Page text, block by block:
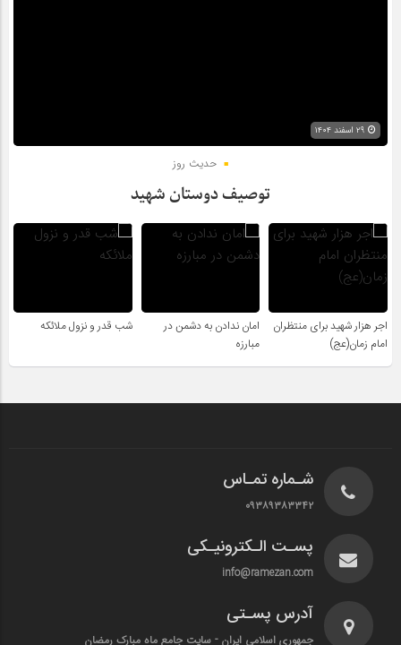
حدیث روز
توصیف دوستان شهید
اجر هزار شهید برای منتظران
امام زمان(عج)
امان ندادن به دشمن در
مبارزه
شب قدر و نزول ملائکه
شـماره تمـاس
۰۹۳۸۹۳۸۳۳۴۲
پسـت الـکترونیـکی
info@ramezan.com
آدرس پسـتی
جمهوری اسلامی ایران - سایت جامع ماه مبارک رمضان